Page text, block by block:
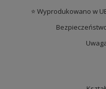
⭐ Wyprodukowano w